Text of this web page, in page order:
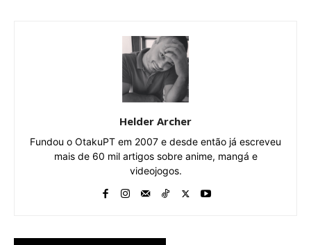
Helder Archer
Fundou o OtakuPT em 2007 e desde então já escreveu
mais de 60 mil artigos sobre anime, mangá e
videojogos.